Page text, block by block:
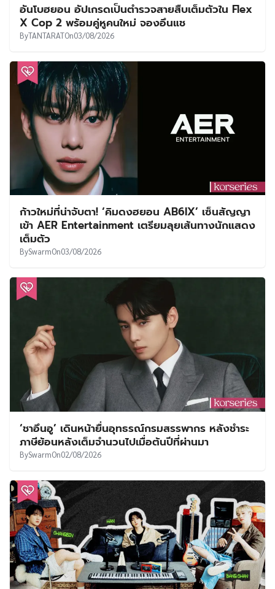
อันโบฮยอน อัปเกรดเป็นตำรวจสายสืบเต็มตัวใน Flex
X Cop 2 พร้อมคู่หูคนใหม่ จองอึนแช
ByTANTARATOn03/08/2026
ก้าวใหม่ที่น่าจับตา! ‘คิมดงฮยอน AB6IX’ เซ็นสัญญา
เข้า AER Entertainment เตรียมลุยเส้นทางนักแสดง
เต็มตัว
BySwarmOn03/08/2026
‘ชาอึนอู’ เดินหน้ายื่นอุทธรณ์กรมสรรพากร หลังชำระ
ภาษีย้อนหลังเต็มจำนวนไปเมื่อต้นปีที่ผ่านมา
BySwarmOn02/08/2026